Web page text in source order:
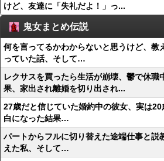
けど、友達に「失礼だよ！」っ...
鬼女まとめ伝説
何を言ってるかわからないと思うけど、教
っていた話、そして…
レクサスを買ったら生活が崩壊、鬱で休職
果、家出され離婚を切り出され...
27歳だと信じていた婚約中の彼女、実は
白になった結果…
パートからフルに切り替えた途端仕事と説
えた私、そして…